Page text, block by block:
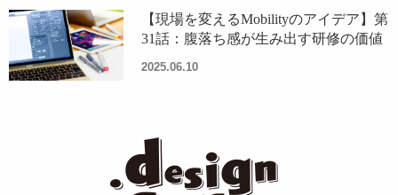
【現場を変えるMobilityのアイデア】第
31話：腹落ち感が生み出す研修の価値
2025.06.10